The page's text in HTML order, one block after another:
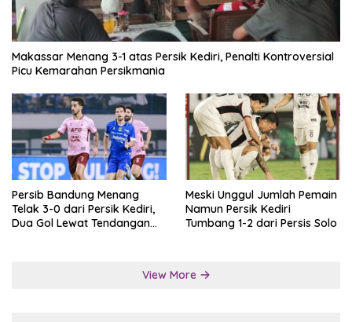
Makassar Menang 3-1 atas Persik Kediri, Penalti Kontroversial
Picu Kemarahan Persikmania
Persib Bandung Menang
Telak 3-0 dari Persik Kediri,
Dua Gol Lewat Tendangan
Meski Unggul Jumlah Pemain
Namun Persik Kediri
Tumbang 1-2 dari Persis Solo
View More